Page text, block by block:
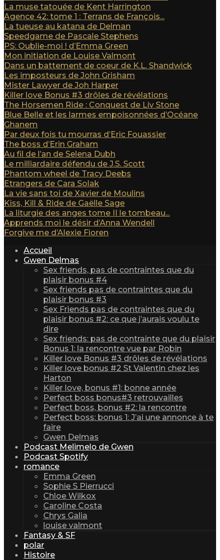
La muse tatouée de Kent Harrington
Agence 42: tome 1 : Terrans de François...
La tueuse au katana de Delman
Speedgame de Pascale Stephens
PS: Oublie-moi ! d’Emma Green
Mon initiation de Louise Valmont
Dans un battement de coeur de K.L. Shandwick
Les imposteurs de John Grisham
Mister Lawyer de Joh Harper
Killer love Bonus #3 drôles de révélations
The Horsemen Ride : Conquest de Liv Stone
Blue Belle et les larmes empoisonnées d’Océane
Ghanem
Par deux fois tu mourras d’Eric Fouassier
The boss d’Erin Graham
Au fil de l’an de Selena Dubh
Le milliardaire défendu de J.S. Scott
Phantom wheel de Tracy Deebs
Etrangers de Cara Solak
La vie sans toi de Xavier de Moulins
Kiss, Kill & Ride de Gaëlle Sage
La liturgie des anges tome II le tombeau...
Apprends moi le désir d’Anna Wendell
Forgive me d’Alexie Fioren
Accueil
Gwen Delmas
Sex friends, pas de contraintes que du
plaisir bonus #4
Sex friends pas de contraintes que du
plaisir bonus #3
Sex Friends pas de contraintes que du
plaisir bonus #2: ce que j’aurais voulu te
dire
Sex friends: pas de contrainte que du plaisir
Bonus 1: la rencontre vue par Robin
Killer love Bonus #3 drôles de révélations
Killer love bonus #2 St Valentin chez les
Harton
Killer love, bonus #1: bonne année
Perfect boss bonus#3 retrouvailles
Perfect boss, bonus #2: la rencontre
Perfect boss: bonus 1: J’ai une annonce à te
faire
Gwen Delmas
Podcast Melimelo de Gwen
Podcast Spotify
romance
Emma Green
Sophie S Pierrucci
Chloe Wilkox
Caroline Costa
Chrys Galia
louise valmont
Fantasy & SF
polar
Histoire